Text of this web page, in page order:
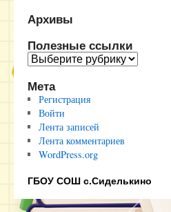
Архивы
Полезные ссылки
Полезные
Мета
Регистрация
Войти
Лента записей
Лента комментариев
WordPress.org
ГБОУ СОШ с.Сиделькино